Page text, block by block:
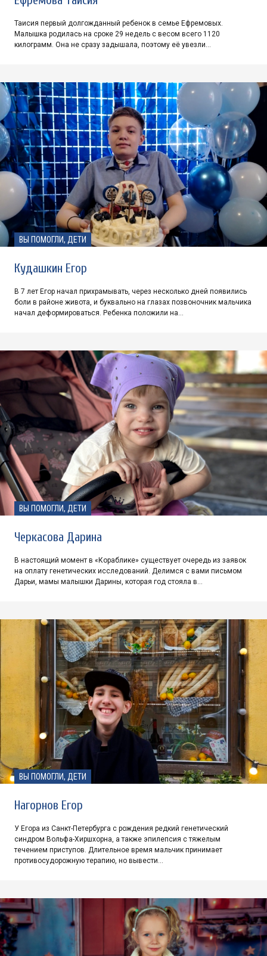
Таисия первый долгожданный ребенок в семье Ефремовых.
Малышка родилась на сроке 29 недель с весом всего 1120
килограмм. Она не сразу задышала, поэтому её увезли…
ВЫ ПОМОГЛИ, ДЕТИ
Кудашкин Егор
В 7 лет Егор начал прихрамывать, через несколько дней появились
боли в районе живота, и буквально на глазах позвоночник мальчика
начал деформироваться. Ребенка положили на…
ВЫ ПОМОГЛИ, ДЕТИ
Черкасова Дарина
В настоящий момент в «Кораблике» существует очередь из заявок
на оплату генетических исследований. Делимся с вами письмом
Дарьи, мамы малышки Дарины, которая год стояла в…
ВЫ ПОМОГЛИ, ДЕТИ
Нагорнов Егор
У Егора из Санкт-Петербурга с рождения редкий генетический
синдром Вольфа-Хиршхорна, а также эпилепсия с тяжелым
течением приступов. Длительное время мальчик принимает
противосудорожную терапию, но вывести…